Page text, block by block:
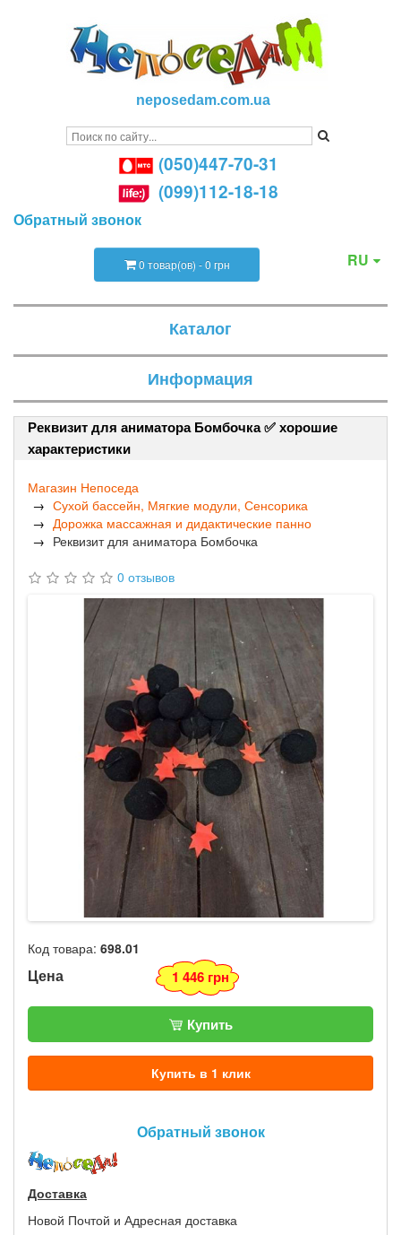
neposedam.com.ua
(050)447-70-31
(099)112-18-18
Обратный звонок
RU
0 товар(ов) - 0 грн
Каталог
Информация
Реквизит для аниматора Бомбочка ✅ хорошие
характеристики
Магазин Непоседа
Сухой бассейн, Мягкие модули, Сенсорика
Дорожка массажная и дидактические панно
Реквизит для аниматора Бомбочка
0 отзывов
Код товара: 698.01
Цена 1 446 грн
Купить
Купить в 1 клик
Обратный звонок
Доставка
Новой Почтой и Адресная доставка